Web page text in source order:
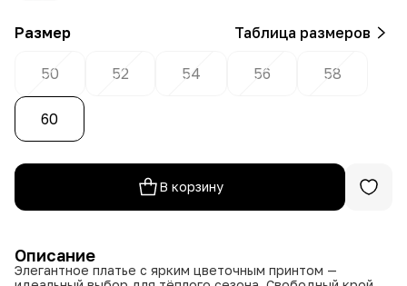
Размер Таблица размеров
50 52 54 56 58
60
В корзину
Описание
Элегантное платье с ярким цветочным принтом —